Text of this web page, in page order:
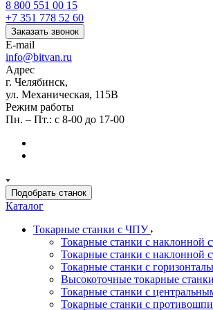
8 800 551 00 15
+7 351 778 52 60
Заказать звонок
E-mail
info@bitvan.ru
Адрес
г. Челябинск,
ул. Механическая, 115В
Режим работы
Пн. – Пт.: с 8-00 до 17-00
Подобрать станок
Каталог
Токарные станки с ЧПУ
Токарные станки с наклонной
Токарные станки с наклонной
Токарные станки с
Высокоточные токарные станки
Токарные станки с
Токарные станки с